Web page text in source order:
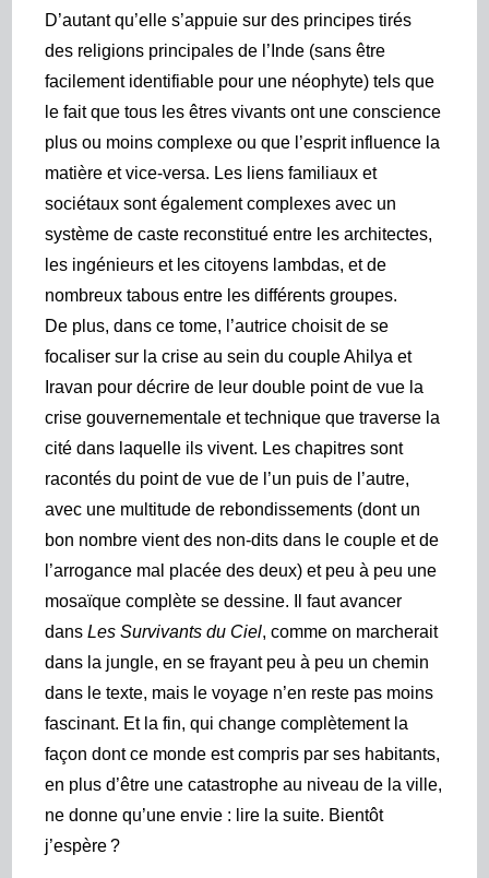
D’autant qu’elle s’appuie sur des principes tirés
des religions principales de l’Inde (sans être
facilement identifiable pour une néophyte) tels que
le fait que tous les êtres vivants ont une conscience
plus ou moins complexe ou que l’esprit influence la
matière et vice-versa. Les liens familiauxet
sociétauxsont également complexes avec un
système de caste reconstitué entre les architectes,
les ingénieurs et les citoyens lambdas, et de
nombreux tabous entre les différents groupes.
De plus, dans ce tome, l’autrice choisit de se
focaliser sur la crise au sein du couple Ahilya et
Iravan pour décrire de leur double point de vue la
crise gouvernementale et technique que traverse la
cité dans laquelle ils vivent. Les chapitres sont
racontés du point de vue de l’un puis de l’autre,
avec une multitude de rebondissements (dont un
bon nombre vient des non-dits dans le couple et de
l’arrogance mal placée des deux) et peu à peu une
mosaïque complète se dessine. Il faut avancer
dansLes Survivants du Ciel, comme on marcherait
dans la jungle, en se frayant peu à peu un chemin
dans le texte, mais le voyage n’en reste pas moins
fascinant. Et la fin, qui change complètement la
façon dont ce monde est compris par ses habitants,
en plus d’être une catastrophe au niveau de la ville,
ne donne qu’une envie : lire la suite. Bientôt
j’espère ?